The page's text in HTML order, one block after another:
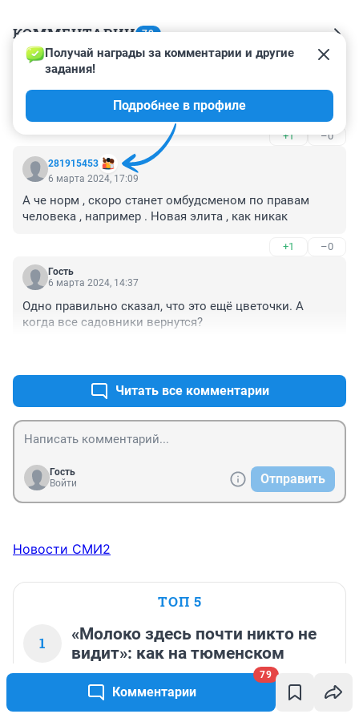
Комментарии
79
КОММЕНТАРИИ 79
Гость
Новая элита, как Путин сказал.
+1 –0
281915453
Получай награды за комментарии и другие
задания!
Подробнее в профиле
6 марта 2024, 17:09
А че норм , скоро станет омбудсменом по правам
человека , например . Новая элита , как никак
+1 –0
Гость
6 марта 2024, 14:37
Одно правильно сказал, что это ещё цветочки. А
когда все садовники вернутся?
Читать все комментарии
Гость
Войти
Отправить
Новости СМИ2
ТОП 5
1
«Молоко здесь почти никто не
видит»: как на тюменском
заводе делают продукты,
которые вы покупаете каждый
день